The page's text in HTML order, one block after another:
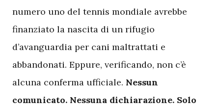
numero uno del tennis mondiale avrebbe
finanziato la nascita di un rifugio
d’avanguardia per cani maltrattati e
abbandonati. Eppure, verificando, non c’è
alcuna conferma ufficiale. Nessun
comunicato. Nessuna dichiarazione. Solo